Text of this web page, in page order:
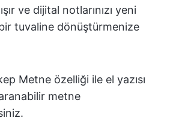
ve dijital notlarınızı yeni
tuvaline dönüştürmenize
Metne özelliği ile el yazısı
metne